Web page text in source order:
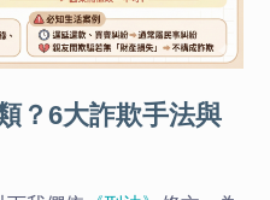
？6大詐欺手法與